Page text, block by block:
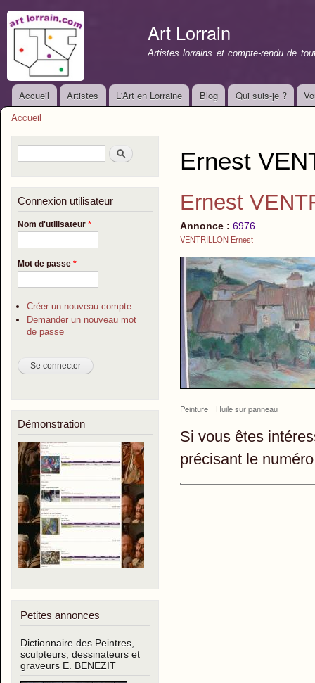
Art Lorrain
Artistes lorrains et compte-rendu de
Menu principal
Accueil Artistes L'Art en Lorraine Blog Qui suis-je ?
Accueil
Formulaire de rechercheRechercher
Connexion utilisateur
Nom d'utilisateur *
Mot de passe *
Créer un nouveau compte
Demander un nouveau mot
de passe
Démonstration
Petites annonces
Dictionnaire des Peintres,
sculpteurs, dessinateurs et
graveurs E. BENEZIT
Ernest
Ernest
Annonce : 6976
VENTRILLON Ernest
Peinture Huile sur panneau
Si vous êtes
précisant le